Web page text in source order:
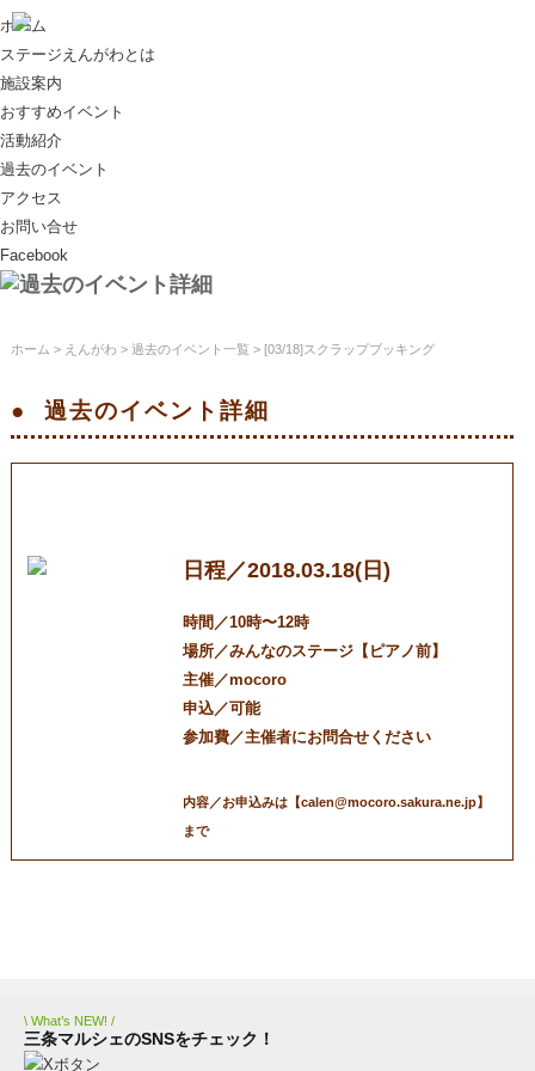
ホーム
ステージえんがわとは
施設案内
おすすめイベント
活動紹介
過去のイベント
アクセス
お問い合せ
Facebook
ホーム > えんがわ> 過去のイベント一覧 > [03/18]スクラップブッキング
過去のイベント 詳細
日程／2018.03.18(日)
時間／10時〜12時
場所／みんなのステージ【ピアノ前】
主催／mocoro
申込／可能
参加費／主催者にお問合せください
内容／お申込みは【calen@mocoro.sakura.ne.jp】
まで
\ What’s NEW! /
三条マルシェのSNSをチェック！